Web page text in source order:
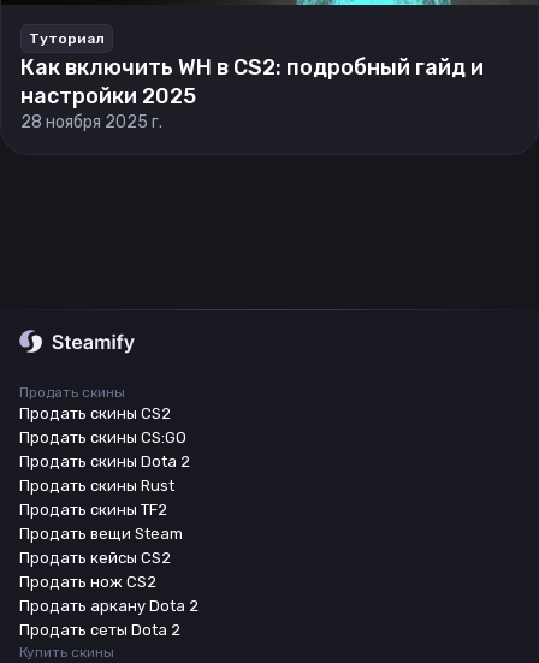
Туториал
Как включить WH в CS2: подробный гайд и
настройки 2025
28 ноября 2025 г.
Продать скины
Продать скины CS2
Продать скины CS:GO
Продать скины Dota 2
Продать скины Rust
Продать скины TF2
Продать вещи Steam
Продать кейсы CS2
Продать нож CS2
Продать аркану Dota 2
Продать сеты Dota 2
Купить скины